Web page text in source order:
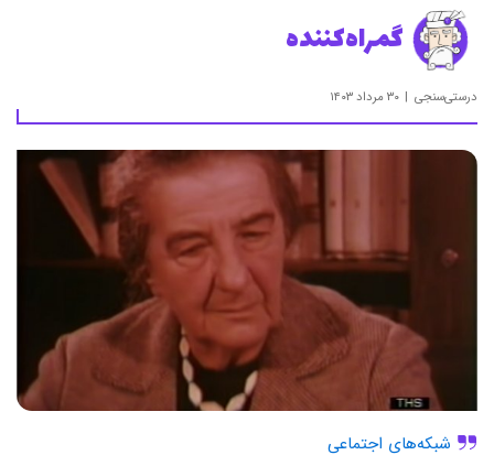
گمراه‌کننده
درستی‌سنجی ۳۰ مرداد ۱۴۰۳
شبکه‌های اجتماعی